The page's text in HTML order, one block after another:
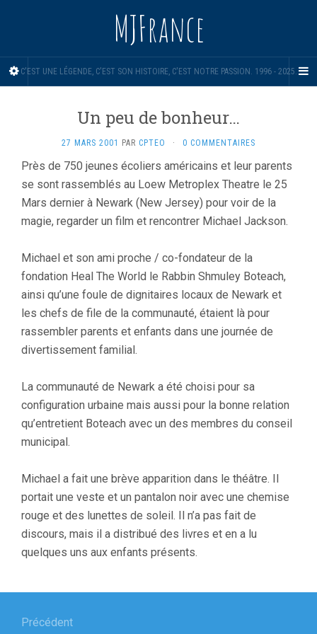
MJFrance
C'EST UNE LÉGENDE, C'EST SON HISTOIRE, C'EST NOTRE PASSION. 1996 - 2025.
Un peu de bonheur…
27 MARS 2001 PAR CPTEO · 0 COMMENTAIRES
Près de 750 jeunes écoliers américains et leur parents
se sont rassemblés au Loew Metroplex Theatre le 25
Mars dernier à Newark (New Jersey) pour voir de la
magie, regarder un film et rencontrer Michael Jackson.
Michael et son ami proche / co-fondateur de la
fondation Heal The World le Rabbin Shmuley Boteach,
ainsi qu’une foule de dignitaires locaux de Newark et
les chefs de file de la communauté, étaient là pour
rassembler parents et enfants dans une journée de
divertissement familial.
La communauté de Newark a été choisi pour sa
configuration urbaine mais aussi pour la bonne relation
qu’entretient Boteach avec un des membres du conseil
municipal.
Michael a fait une brève apparition dans le théâtre. Il
portait une veste et un pantalon noir avec une chemise
rouge et des lunettes de soleil. Il n’a pas fait de
discours, mais il a distribué des livres et en a lu
quelques uns aux enfants présents.
Précédent